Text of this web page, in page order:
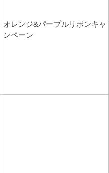
オレンジ&パープルリボンキャ
ンペーン